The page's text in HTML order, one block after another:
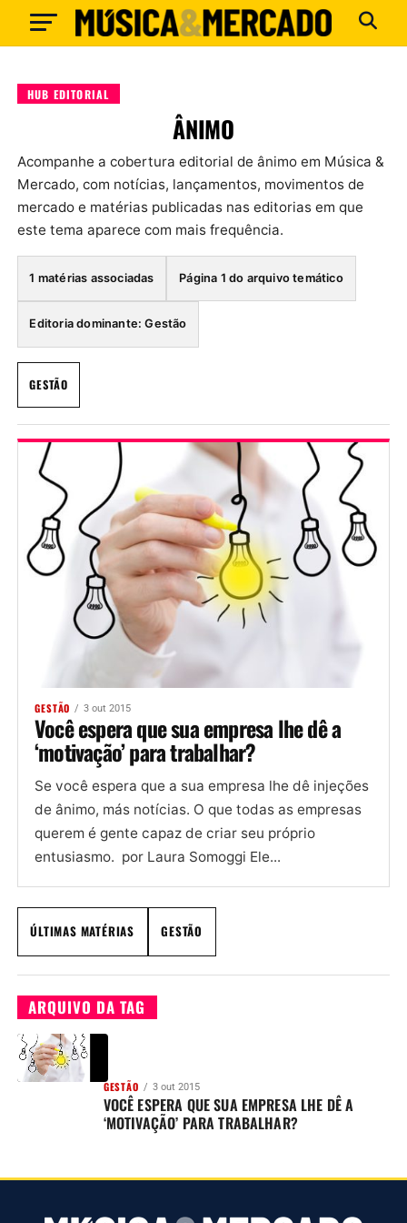
HUB EDITORIAL
ÂNIMO
Acompanhe a cobertura editorial de ânimo em Música &
Mercado, com notícias, lançamentos, movimentos de
mercado e matérias publicadas nas editorias em que
este tema aparece com mais frequência.
1 matérias associadas Página 1 do arquivo temático
Editoria dominante: Gestão
GESTÃO
GESTÃO 3 out 2015
Você espera que sua empresa lhe dê a
‘motivação’ para trabalhar?
Se você espera que a sua empresa lhe dê injeções
de ânimo, más notícias. O que todas as empresas
querem é gente capaz de criar seu próprio
entusiasmo. por Laura Somoggi Ele...
ÚLTIMAS MATÉRIAS GESTÃO
ARQUIVO DA TAG
GESTÃO 3 out 2015
VOCÊ ESPERA QUE SUA EMPRESA LHE DÊ A
‘MOTIVAÇÃO’ PARA TRABALHAR?